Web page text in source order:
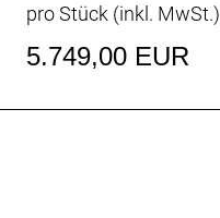
pro Stück (inkl. MwSt.)
5.749,00 EUR